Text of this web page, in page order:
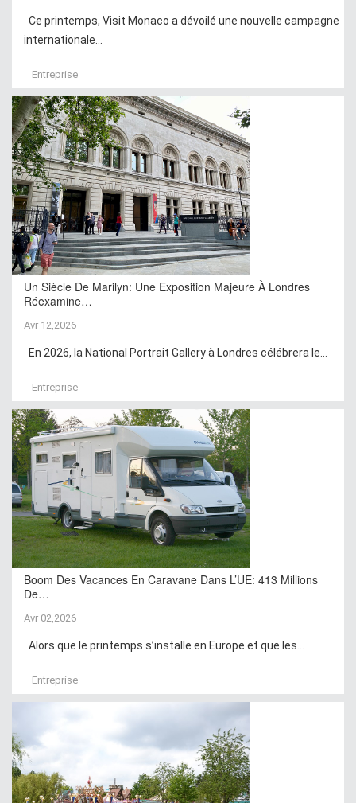
Ce printemps, Visit Monaco a dévoilé une nouvelle campagne
internationale...
Entreprise
Un Siècle De Marilyn: Une Exposition Majeure À Londres
Réexamine…
Avr 12,2026
En 2026, la National Portrait Gallery à Londres célébrera le...
Entreprise
Boom Des Vacances En Caravane Dans L’UE: 413 Millions
De…
Avr 02,2026
Alors que le printemps s’installe en Europe et que les...
Entreprise